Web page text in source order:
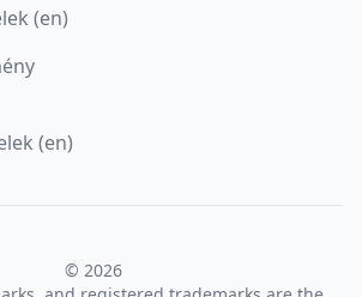
(en)
(en)
© 2026